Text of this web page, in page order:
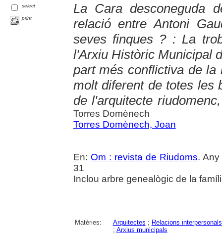
select
print
La Cara desconeguda
relació entre Antoni
seves finques ? : La
l'Arxiu Històric Municipal
part més conflictiva de
molt diferent de totes les
de l'arquitecte
Torres Domènech
Torres Domènech, Joan
En: Om : revista de Riudoms.
31
Inclou arbre genealògic de la
Matèries: Arquitectes ; Relacions interpersonals
; Arxius municipals